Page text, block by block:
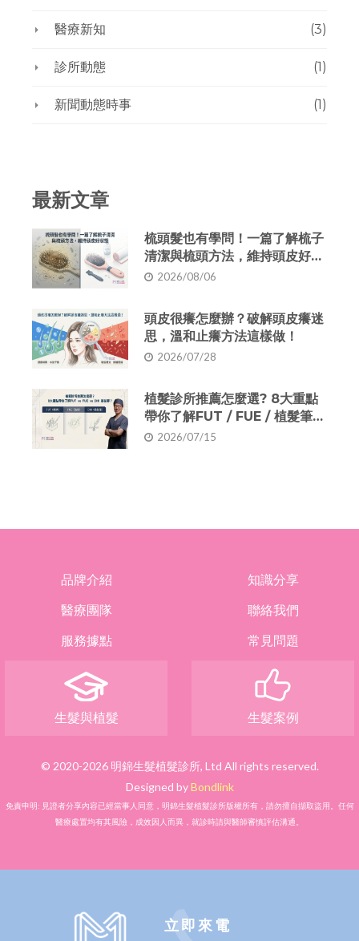
醫療新知 (3)
診所動態 (1)
新聞動態時事 (1)
最新文章
梳頭髮也有學問！一篇了解梳子
清潔與梳頭方法，維持頭皮好狀
態 2026/08/06
頭皮很癢怎麼辦？破解頭皮癢迷
思，溫和止癢方法這樣做！
2026/07/28
植髮診所推薦怎麼選? 8大重點
帶你了解FUT / FUE / 植髮筆
（DHI）差別
2026/07/15
品牌介紹
知識分享
醫療團隊
聯絡我們
服務據點
常見問題
生髮與植髮 生髮案例
© 2020-2026 明錦生髮植髮診所, Ltd All rights reserved.
Designed byBondlink
免責申明: 見證者分享內容已經當事人同意，明錦生髮植髮診所版權所有，請勿擅自擷取盜用。任何
醫療處置均有其風險，成效因人而異，就診時請與醫師審慎評估溝通。
立即來電